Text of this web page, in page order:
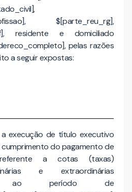
$[parte_reu_rg],
residente e domiciliado
pelas razões
a seguir expostas:
execução de título executivo
do pagamento de
a cotas (taxas)
e extraordinárias
ao período de